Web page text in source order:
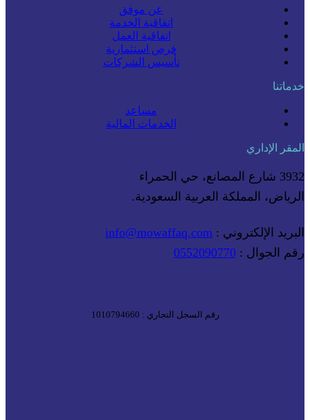
عن موفق
اتفاقية الخدمة
اتفاقية العمل
فرص استثمارية
تأسيس الشركات
خدماتنا
مساعد
الخدمات المالية
المقر الإداري
3932 شارع المصانع، حي الحمراء
الرياض، المملكة العربية السعودية.
البريد الإلكتروني : info@mowaffaq.com
رقم الجوال : 0552090770
رقم السجل التجاري : 1010794660